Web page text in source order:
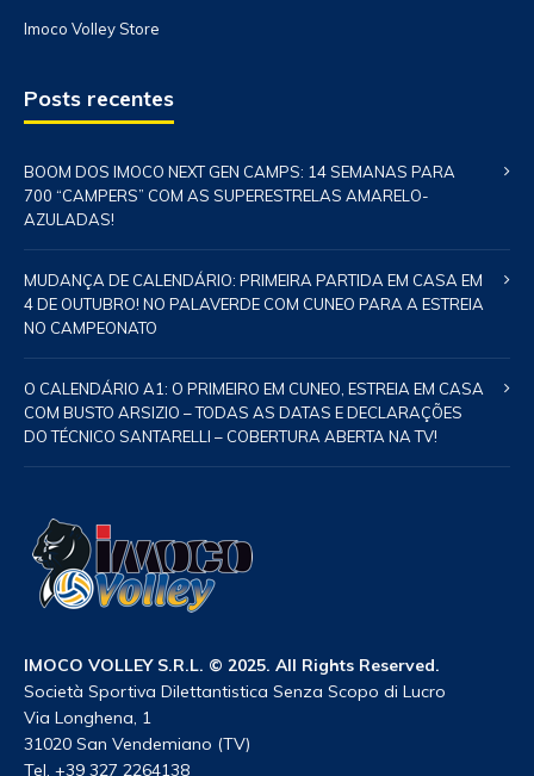
Imoco Volley Store
Posts recentes
BOOM DOS IMOCO NEXT GEN CAMPS: 14 SEMANAS PARA
700 “CAMPERS” COM AS SUPERESTRELAS AMARELO-
AZULADAS!
MUDANÇA DE CALENDÁRIO: PRIMEIRA PARTIDA EM CASA EM
4 DE OUTUBRO! NO PALAVERDE COM CUNEO PARA A ESTREIA
NO CAMPEONATO
O CALENDÁRIO A1: O PRIMEIRO EM CUNEO, ESTREIA EM CASA
COM BUSTO ARSIZIO – TODAS AS DATAS E DECLARAÇÕES
DO TÉCNICO SANTARELLI – COBERTURA ABERTA NA TV!
IMOCO VOLLEY S.R.L. © 2025. All Rights Reserved.
Società Sportiva Dilettantistica Senza Scopo di Lucro
Via Longhena, 1
31020 San Vendemiano (TV)
Tel. +39 327 2264138